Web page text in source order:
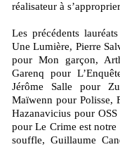
réalisateur à
Les précédents
Une Lumière, Pierre
pour Mon garçon,
Garenq pour
Jérôme Salle pour
Maïwenn pour Polisse,
Hazanavicius pour
pour Le Crime est
souffle, Guillaume